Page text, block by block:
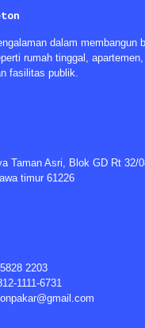
dalam membangun
rumah tinggal,
fasilitas publik.
Taman Asri, Blok GD Rt 32/
timur 61226
2203
1111-6731